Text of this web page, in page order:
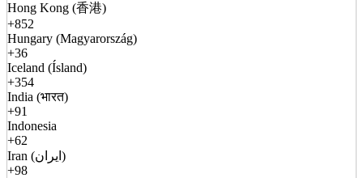
Hong Kong (香港)
+852
Hungary (Magyarország)
+36
Iceland (Ísland)
+354
India (भारत)
+91
Indonesia
+62
Iran (ایران)
+98